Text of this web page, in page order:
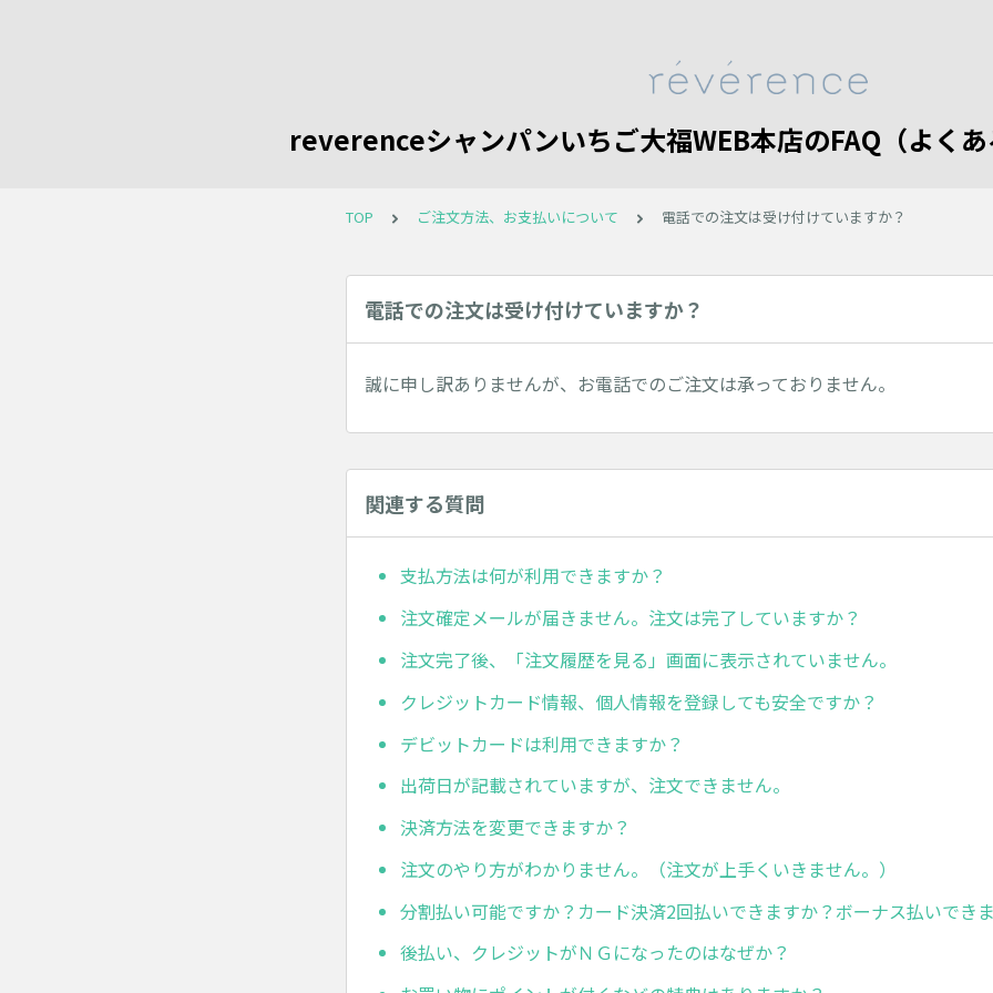
reverenceシャンパンいちご大福WEB本店のFAQ（よく
TOP ご注文方法、お支払いについて 電話での注文は受け付けていますか？
電話での注文は受け付けていますか？
誠に申し訳ありませんが、お電話でのご注文は承っておりません。
関連する質問
支払方法は何が利用できますか？
注文確定メールが届きません。注文は完了していますか？
注文完了後、「注文履歴を見る」画面に表示されていません。
クレジットカード情報、個人情報を登録しても安全ですか？
デビットカードは利用できますか？
出荷日が記載されていますが、注文できません。
決済方法を変更できますか？
注文のやり方がわかりません。（注文が上手くいきません。）
分割払い可能ですか？カード決済2回払いできますか？ボーナス払いでき
後払い、クレジットがＮＧになったのはなぜか？